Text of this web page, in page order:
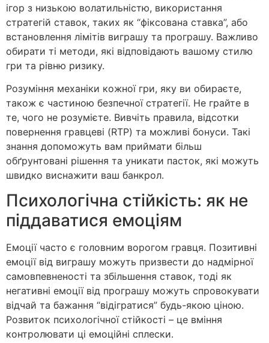
ігор з низькою волатильністю, використання
стратегій ставок, таких як “фіксована ставка”, або
встановлення лімітів виграшу та програшу. Важливо
обирати ті методи, які відповідають вашому стилю
гри та рівню ризику.
Розуміння механіки кожної гри, яку ви обираєте,
також є частиною безпечної стратегії. Не грайте в
те, чого не розумієте. Вивчіть правила, відсотки
повернення гравцеві (RTP) та можливі бонуси. Такі
знання допоможуть вам приймати більш
обґрунтовані рішення та уникати пасток, які можуть
швидко виснажити ваш банкрол.
Психологічна стійкість: як не
піддаватися емоціям
Емоції часто є головним ворогом гравця. Позитивні
емоції від виграшу можуть призвести до надмірної
самовпевненості та збільшення ставок, тоді як
негативні емоції від програшу можуть спровокувати
відчай та бажання “відігратися” будь-якою ціною.
Розвиток психологічної стійкості – це вміння
контролювати ці емоційні сплески.